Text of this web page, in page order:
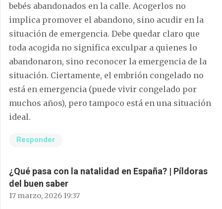
bebés abandonados en la calle. Acogerlos no
implica promover el abandono, sino acudir en la
situación de emergencia. Debe quedar claro que
toda acogida no significa exculpar a quienes lo
abandonaron, sino reconocer la emergencia de la
situación. Ciertamente, el embrión congelado no
está en emergencia (puede vivir congelado por
muchos años), pero tampoco está en una situación
ideal.
Responder
¿Qué pasa con la natalidad en España? | Píldoras
del buen saber
17 marzo, 2026 19:37